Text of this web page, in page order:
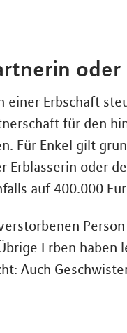
einer Erbschaft
für den
Für Enkel gilt
Erblasserin oder
auf 400.000
Erben haben
Auch